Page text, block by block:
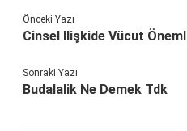
Önceki Yazı
Cinsel Ilişkide Vücut
Sonraki Yazı
Budalalik Ne Demek Tdk